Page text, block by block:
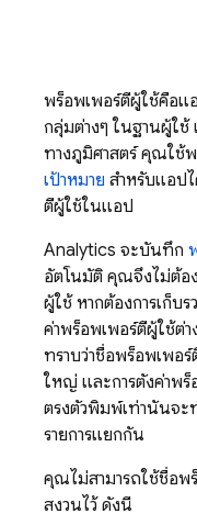
พร็อพเพอร์ตี้ผู้ใช้คือ
กลุ่มต่างๆ ในฐานผู้ใช้
ทางภูมิศาสตร์ คุณใช้
เป้าหมาย สำหรับแอป
ตี้ผู้ใช้ในแอป
Analytics จะบันทึก
อัตโนมัติ คุณจึงไม่ต้อ
ผู้ใช้ หากต้องการเก็บ
ค่าพร็อพเพอร์ตี้ผู้ใช้ต่า
ทราบว่าชื่อพร็อพเพอ
ใหญ่ และการตั้งค่าพร็
ตรงตัวพิมพ์เท่านั้นจะ
รายการแยกกัน
คุณไม่สามารถใช้ชื่อพ
สงวนไว้ ดังนี้